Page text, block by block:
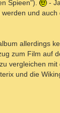
Spieen").
-
und
allerdings
zum Film auf
vergleichen mit
und die